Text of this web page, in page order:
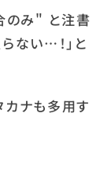
のみ" と注書
ない…！」と
カナも多用す